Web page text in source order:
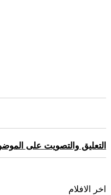
التعليق والتصويت على
اخر الافلام